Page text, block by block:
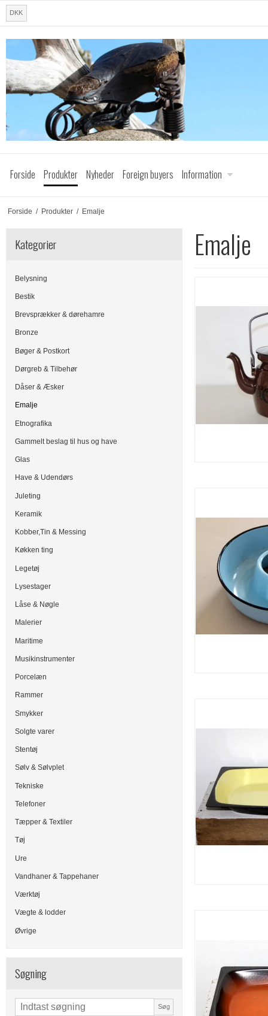
DKK
Forside Produkter Nyheder Foreign buyers Information
Forside / Produkter / Emalje
Kategorier
Belysning
Bestik
Brevsprækker & dørehamre
Bronze
Bøger & Postkort
Dørgreb & Tilbehør
Dåser & Æsker
Emalje
Etnografika
Gammelt beslag til hus og have
Glas
Have & Udendørs
Juleting
Keramik
Kobber,Tin & Messing
Køkken ting
Legetøj
Lysestager
Låse & Nøgle
Malerier
Maritime
Musikinstrumenter
Porcelæn
Rammer
Smykker
Solgte varer
Stentøj
Sølv & Sølvplet
Tekniske
Telefoner
Tæpper & Textiler
Tøj
Ure
Vandhaner & Tappehaner
Værktøj
Vægte & lodder
Øvrige
Søgning
Søg
Emalje